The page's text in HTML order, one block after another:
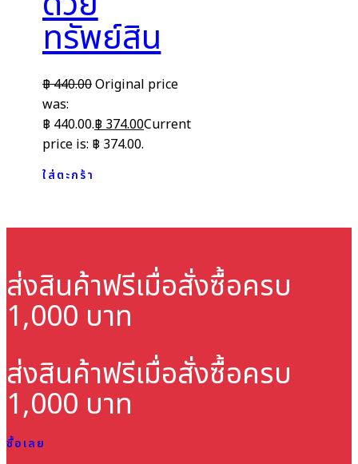
ทรัพย์สิน
฿440.00Original price
was:
฿ 440.00.฿ 374.00Current
price is: ฿ 374.00.
ใส่ตะกร้า
ส่งสินค้าฟรีเมื่อสั่งซื้อครบ
1,000 บาท
ส่งสินค้าฟรีเมื่อสั่งซื้อครบ
1,000 บาท
ซื้อเลย